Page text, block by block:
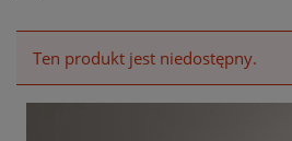
Ten produkt jest niedostępny.